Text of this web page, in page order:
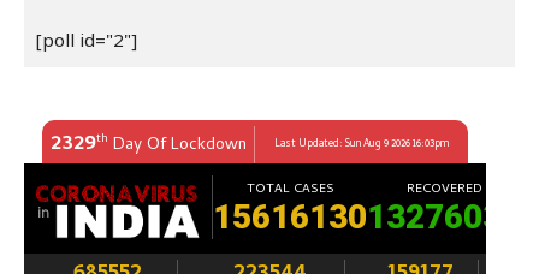
[poll id="2"]